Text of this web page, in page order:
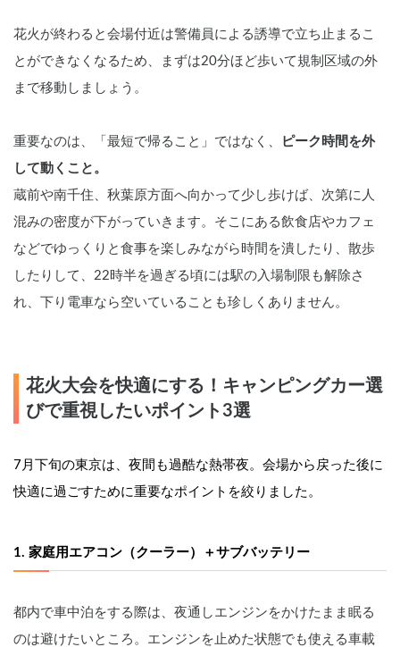
花火が終わると会場付近は警備員による誘導で立ち止まるこ
とができなくなるため、まずは20分ほど歩いて規制区域の外
まで移動しましょう。
重要なのは、「最短で帰ること」ではなく、
ピーク時間を外
して動くこと。
蔵前や南千住、秋葉原方面へ向かって少し歩けば、次第に人
混みの密度が下がっていきます。そこにある飲食店やカフェ
などでゆっくりと食事を楽しみながら時間を潰したり、散歩
したりして、22時半を過ぎる頃には駅の入場制限も解除さ
れ、下り電車なら空いていることも珍しくありません。
花火大会を快適にする！キャンピングカー選
びで重視したいポイント3選
7月下旬の東京は、夜間も過酷な熱帯夜。会場から戻った後に
快適に過ごすために重要なポイントを絞りました。
1. 家庭用エアコン（クーラー）＋サブバッテリー
都内で車中泊をする際は、夜通しエンジンをかけたまま眠る
のは避けたいところ。エンジンを止めた状態でも使える車載